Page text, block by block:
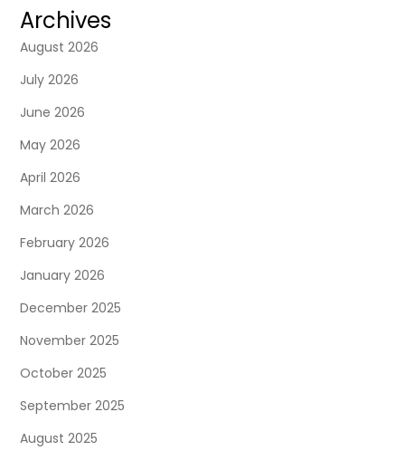
Archives
August 2026
July 2026
June 2026
May 2026
April 2026
March 2026
February 2026
January 2026
December 2025
November 2025
October 2025
September 2025
August 2025